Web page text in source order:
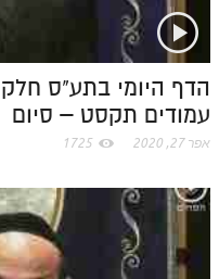
עמודים תקסט – סיום
אפר 27, 2020 1725